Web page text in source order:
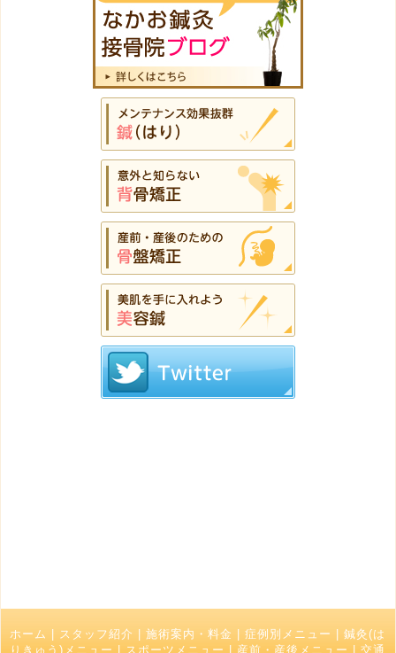
ホーム スタッフ紹介 施術案内・料金 症例別メニュー
鍼灸(は